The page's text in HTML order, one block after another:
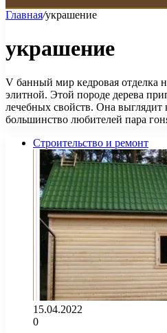
Главная/украшение
украшение
V банный мир кедровая отделка
элитной. Этой породе дерева
лечебных свойств. Она
большинство любителей пара
Строительство и ремонт
15.04.2022
0